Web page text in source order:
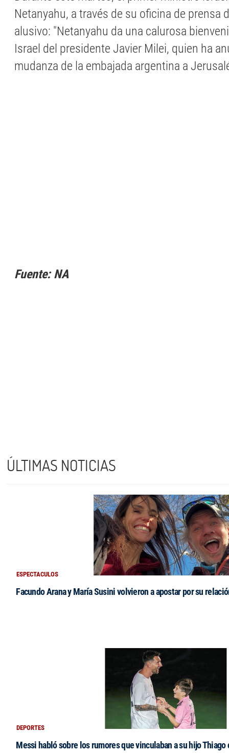
Netanyahu, a través de su oficina de prensa
alusivo: "Netanyahu da una calurosa
Israel del presidente Javier Milei, quien ha
mudanza de la embajada argentina a
Fuente: NA
ÚLTIMAS NOTICIAS
ESPECTACULOS
Facundo Arana y María Susini volvieron a apostar por su
DEPORTES
Messi habló sobre los rumores que vinculaban a su hijo Thiago